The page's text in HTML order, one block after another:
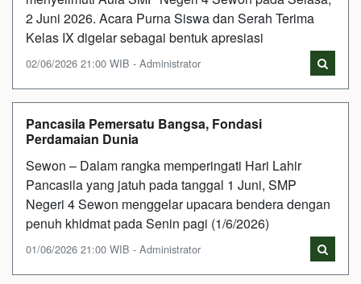
2 Juni 2026. Acara Purna Siswa dan Serah Terima
Kelas IX digelar sebagai bentuk apresiasi
02/06/2026 21:00 WIB - Administrator
Pancasila Pemersatu Bangsa, Fondasi
Perdamaian Dunia
Sewon – Dalam rangka memperingati Hari Lahir
Pancasila yang jatuh pada tanggal 1 Juni, SMP
Negeri 4 Sewon menggelar upacara bendera dengan
penuh khidmat pada Senin pagi (1/6/2026)
01/06/2026 21:00 WIB - Administrator